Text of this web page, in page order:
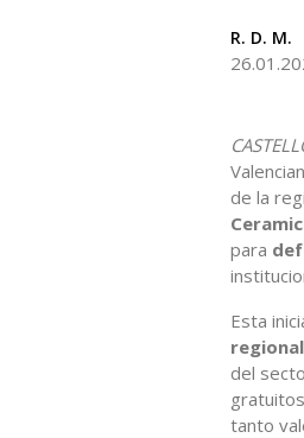
R. D. M.
de la
para
Esta
del
tanto